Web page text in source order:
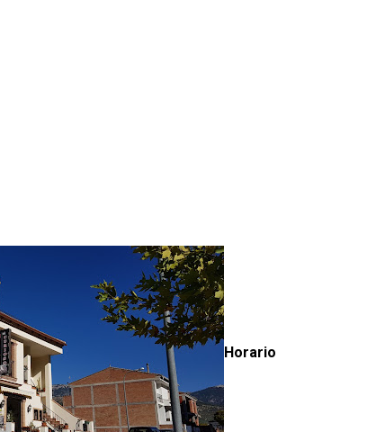
Horario